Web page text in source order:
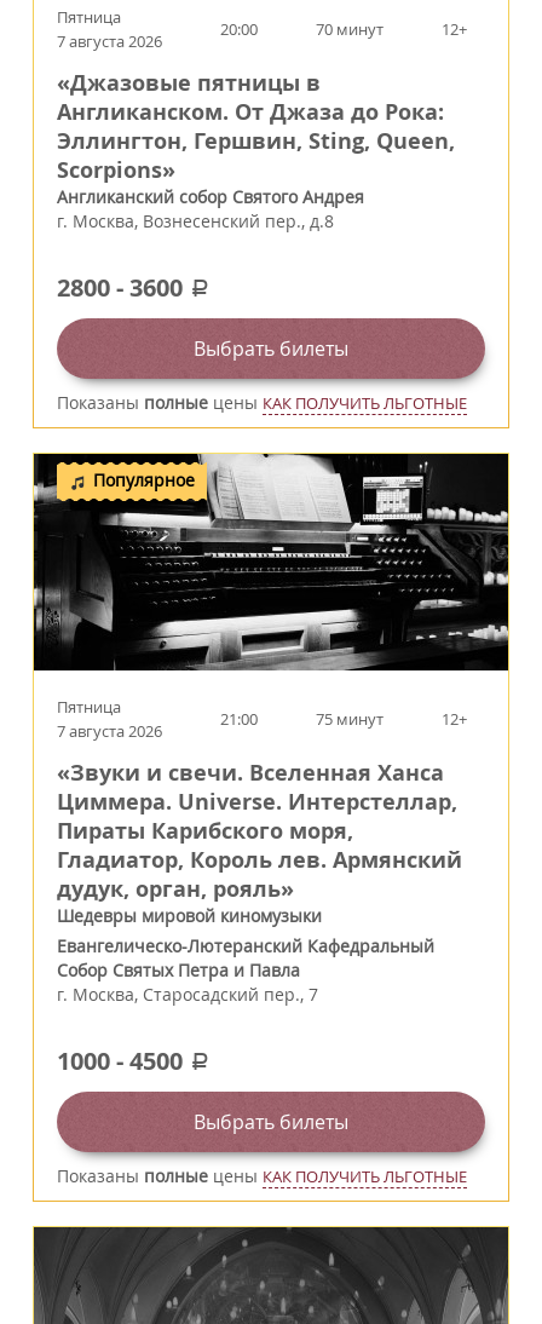
Пятница
7 августа 2026
20:00 70 минут 12+
«Джазовые пятницы в
Англиканском. От Джаза до Рока:
Эллингтон, Гершвин, Sting, Queen,
Scorpions»
Англиканский собор Святого Андрея
г. Москва, Вознесенский пер., д.8
2800-3600 a
Выбрать билеты
Показаны полные цены КАК ПОЛУЧИТЬ ЛЬГОТНЫЕ
Популярное
Пятница
7 августа 2026
21:00 75 минут 12+
«Звуки и свечи. Вселенная Ханса
Циммера. Universe. Интерстеллар,
Пираты Карибского моря,
Гладиатор, Король лев. Армянский
дудук, орган, рояль»
Шедевры мировой киномузыки
Евангелическо-Лютеранский Кафедральный
Собор Святых Петра и Павла
г. Москва, Старосадский пер., 7
1000-4500 a
Выбрать билеты
Показаны полные цены КАК ПОЛУЧИТЬ ЛЬГОТНЫЕ